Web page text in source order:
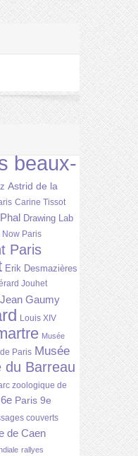
beaux-
Astrid de la
Carine Tissot
Drawing Lab
Now Paris
Paris
Erik Desmazières
Jouhet
Jean Gaumy
Louis XIV
Musée
Paris Musée
du Barreau
zoologique de
Paris 9e
couverts
de Caen
rallyes